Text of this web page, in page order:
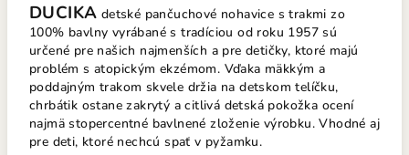
DUCIKA detské pančuchové nohavice s trakmi zo
100% bavlny vyrábané s tradíciou od roku 1957 sú
určené pre našich najmenších a pre detičky, ktoré majú
problém s atopickým ekzémom. Vďaka mäkkým a
poddajným trakom skvele držia na detskom telíčku,
chrbátik ostane zakrytý a citlivá detská pokožka ocení
najmä stopercentné bavlnené zloženie výrobku. Vhodné aj
pre deti, ktoré nechcú spať v pyžamku.